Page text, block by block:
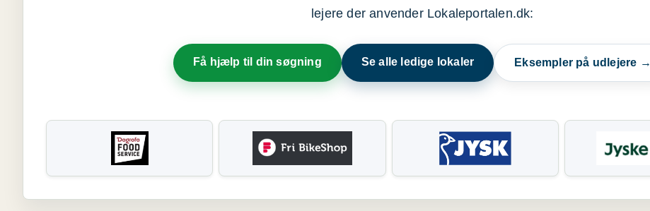
lejere der anvender Lokaleportalen.dk:
Få hjælp til din søgning Se alle ledige lokaler Eksempler på udlejere →